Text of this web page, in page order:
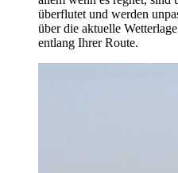
überflutet und werden
über die aktuelle
entlang Ihrer Route.